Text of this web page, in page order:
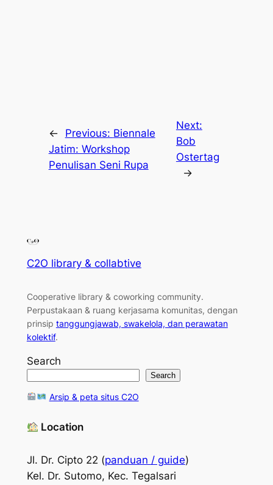
← Previous: Biennale
Jatim: Workshop
Penulisan Seni Rupa
Next:
Bob
Ostertag
→
C2O library & collabtive
Cooperative library & coworking community.
Perpustakaan & ruang kerjasama komunitas, dengan
prinsip tanggungjawab, swakelola, dan perawatan
kolektif.
Search
Search
Arsip & peta situs C2O
Location
Jl. Dr. Cipto 22 (panduan / guide)
Kel. Dr. Sutomo, Kec. Tegalsari